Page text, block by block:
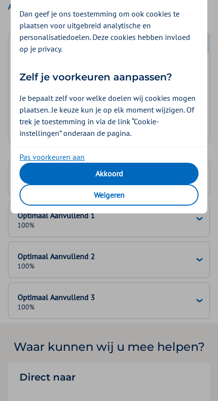
Aon Vitaal
Log in met DigiD
voor u gelden.
Log in met DigiD
Geen DigiD? Vraag aan
Basisverzekering
geen vergoeding
Optimaal Aanvullend 1
100%
Optimaal Aanvullend 2
100%
Optimaal Aanvullend 3
100%
Waar kunnen wij u mee helpen?
Direct naar
Dan geef je ons toestemming om ook cookies te
plaatsen voor uitgebreid analytische en
personalisatiedoelen. Deze cookies hebben invloed
op je privacy.
Zelf je voorkeuren aanpassen?
Je bepaalt zelf voor welke doelen wij cookies mogen
plaatsen. Je keuze kun je op elk moment wijzigen. Of
trek je toestemming in via de link “Cookie-
instellingen” onderaan de pagina.
Pas voorkeuren aan
Akkoord
Weigeren